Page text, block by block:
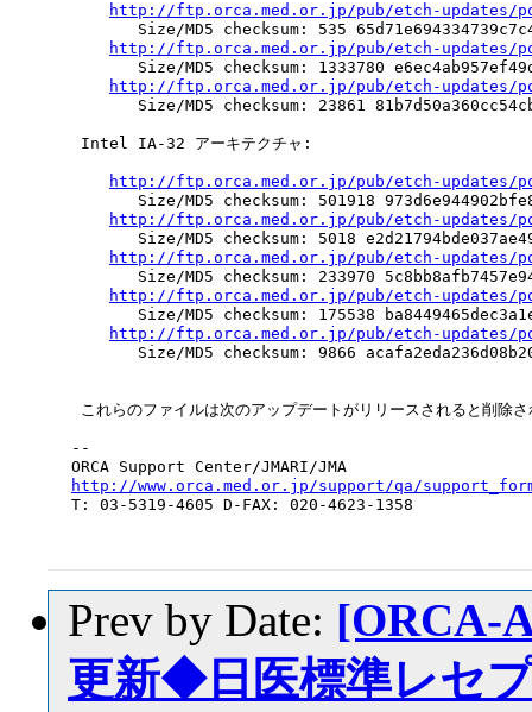
http://ftp.orca.med.or.jp/pub/etch-
Size/MD5 checksum: 535
http://ftp.orca.med.or.jp/pub/etch-
Size/MD5 checksum: 1333780
http://ftp.orca.med.or.jp/pub/etch-
Size/MD5 checksum: 23861
Intel IA-32 アーキテクチャ:
http://ftp.orca.med.or.jp/pub/etch-
Size/MD5 checksum: 501918
http://ftp.orca.med.or.jp/pub/etch-
Size/MD5 checksum: 5018
http://ftp.orca.med.or.jp/pub/etch-
Size/MD5 checksum: 233970
http://ftp.orca.med.or.jp/pub/etch-
Size/MD5 checksum: 175538
http://ftp.orca.med.or.jp/pub/etch-
Size/MD5 checksum: 9866
これらのファイルは次のアップデートがリリースされると削除
--
http://www.orca.med.or.jp/support/qa/
T: 03-5319-4605 D-FAX: 020-4623-1358
Prev by Date: [ORCA-
更新◆日医標準レセ